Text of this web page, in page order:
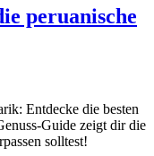
peruanische
Entdecke die besten
Guide zeigt dir die
solltest!